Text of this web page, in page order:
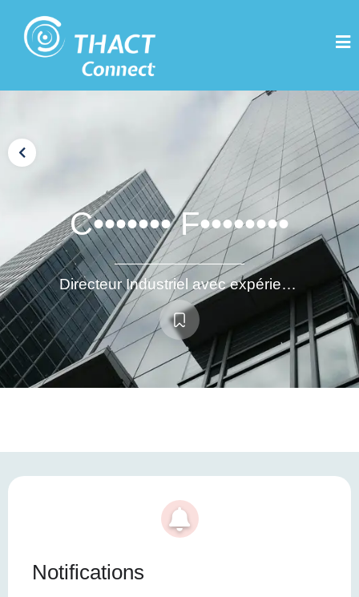
C••••••• F••••••••
Directeur Industriel avec expérience internationale
Notifications